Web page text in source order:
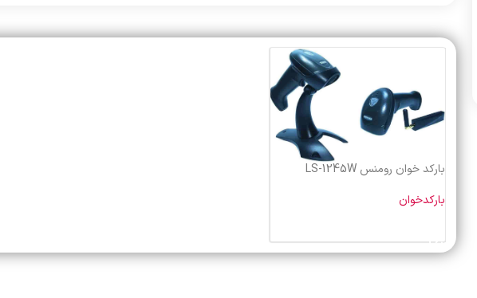
بارکد خوان رومنس LS-1245W
بارکدخوان